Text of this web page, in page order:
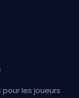
les joueurs